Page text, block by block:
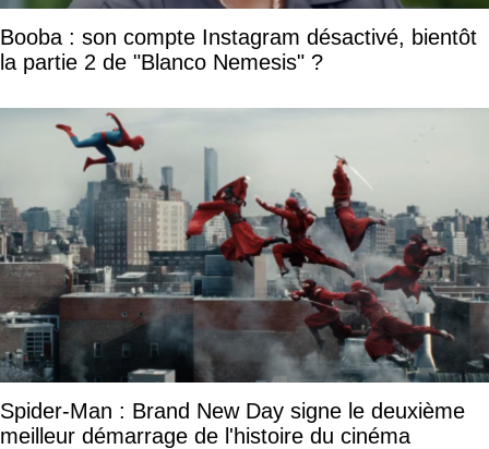
Booba : son compte Instagram désactivé, bientôt
la partie 2 de "Blanco Nemesis" ?
Spider-Man : Brand New Day signe le deuxième
meilleur démarrage de l'histoire du cinéma